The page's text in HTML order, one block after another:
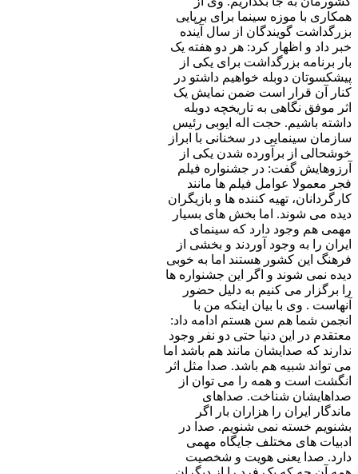
همکاری با موزه سینما برای برپایی
بزرگداشت گویندگان از سال آینده
خبر داد و اظهار کرد: هر دو هفته یک
بار برنامه بزرگداشت برای یکی از
پیشکسوتان دوبله خواهیم داشتو در
کنار آن قرار است ضمن نمایش یک
اثر موفق نگاهی به تاریخچه دوبله
داشته باشیم. حجت اله ایوبی رئیس
سازمان سینمایی در سخنانی با ابراز
خوشحالی از برآورده شدن یکی از
آرزوهایش گفت: در جشنواره فیلم
فجر معمولا عوامل فیلم ها مانند
کارگردانان، تهیه کننده ها و بازیگران
دیده می شوند. اما بخش های بسیار
مهمی هم وجود دارد که سینمای
ایران را به وجود آوردند و بخشی از
فرهنگ این کشور هستند اما به خوبی
دیده نمی شوند و اگر این جشنواره ها
را برگزار می کنیم به دلیل حضور
آنهاست . وی با بیان اینکه من با
انجمن شما هم سن هستم ادامه داد:
معتقدم در این دنیا حتی دو نفر وجود
ندارند که صدایشان مانند هم باشد اما
می تواند شبیه هم باشد. صدا مثل اثر
انگشت است و همه را می توان از
صداهایشان شناخت. صداهای
ماندگار ایران را هزاران بار اگر
بشنویم خسته نمی شنویم. صدا در
ادبیات های مختلف جایگاه مهمی
دارد. صدا یعنی هویت و شخصیت